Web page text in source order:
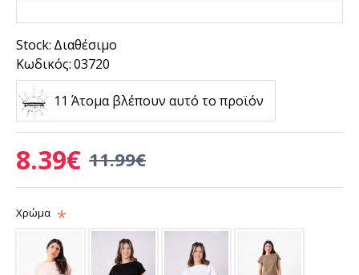
Stock: Διαθέσιμο
Κωδικός:03720
11 Άτομα βλέπουν αυτό το προϊόν
8.39€ 11.99€
Χρώμα